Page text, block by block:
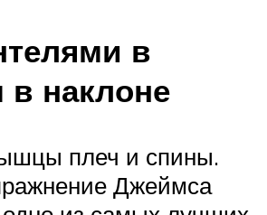
в
наклоне
плеч и спины.
Джеймса